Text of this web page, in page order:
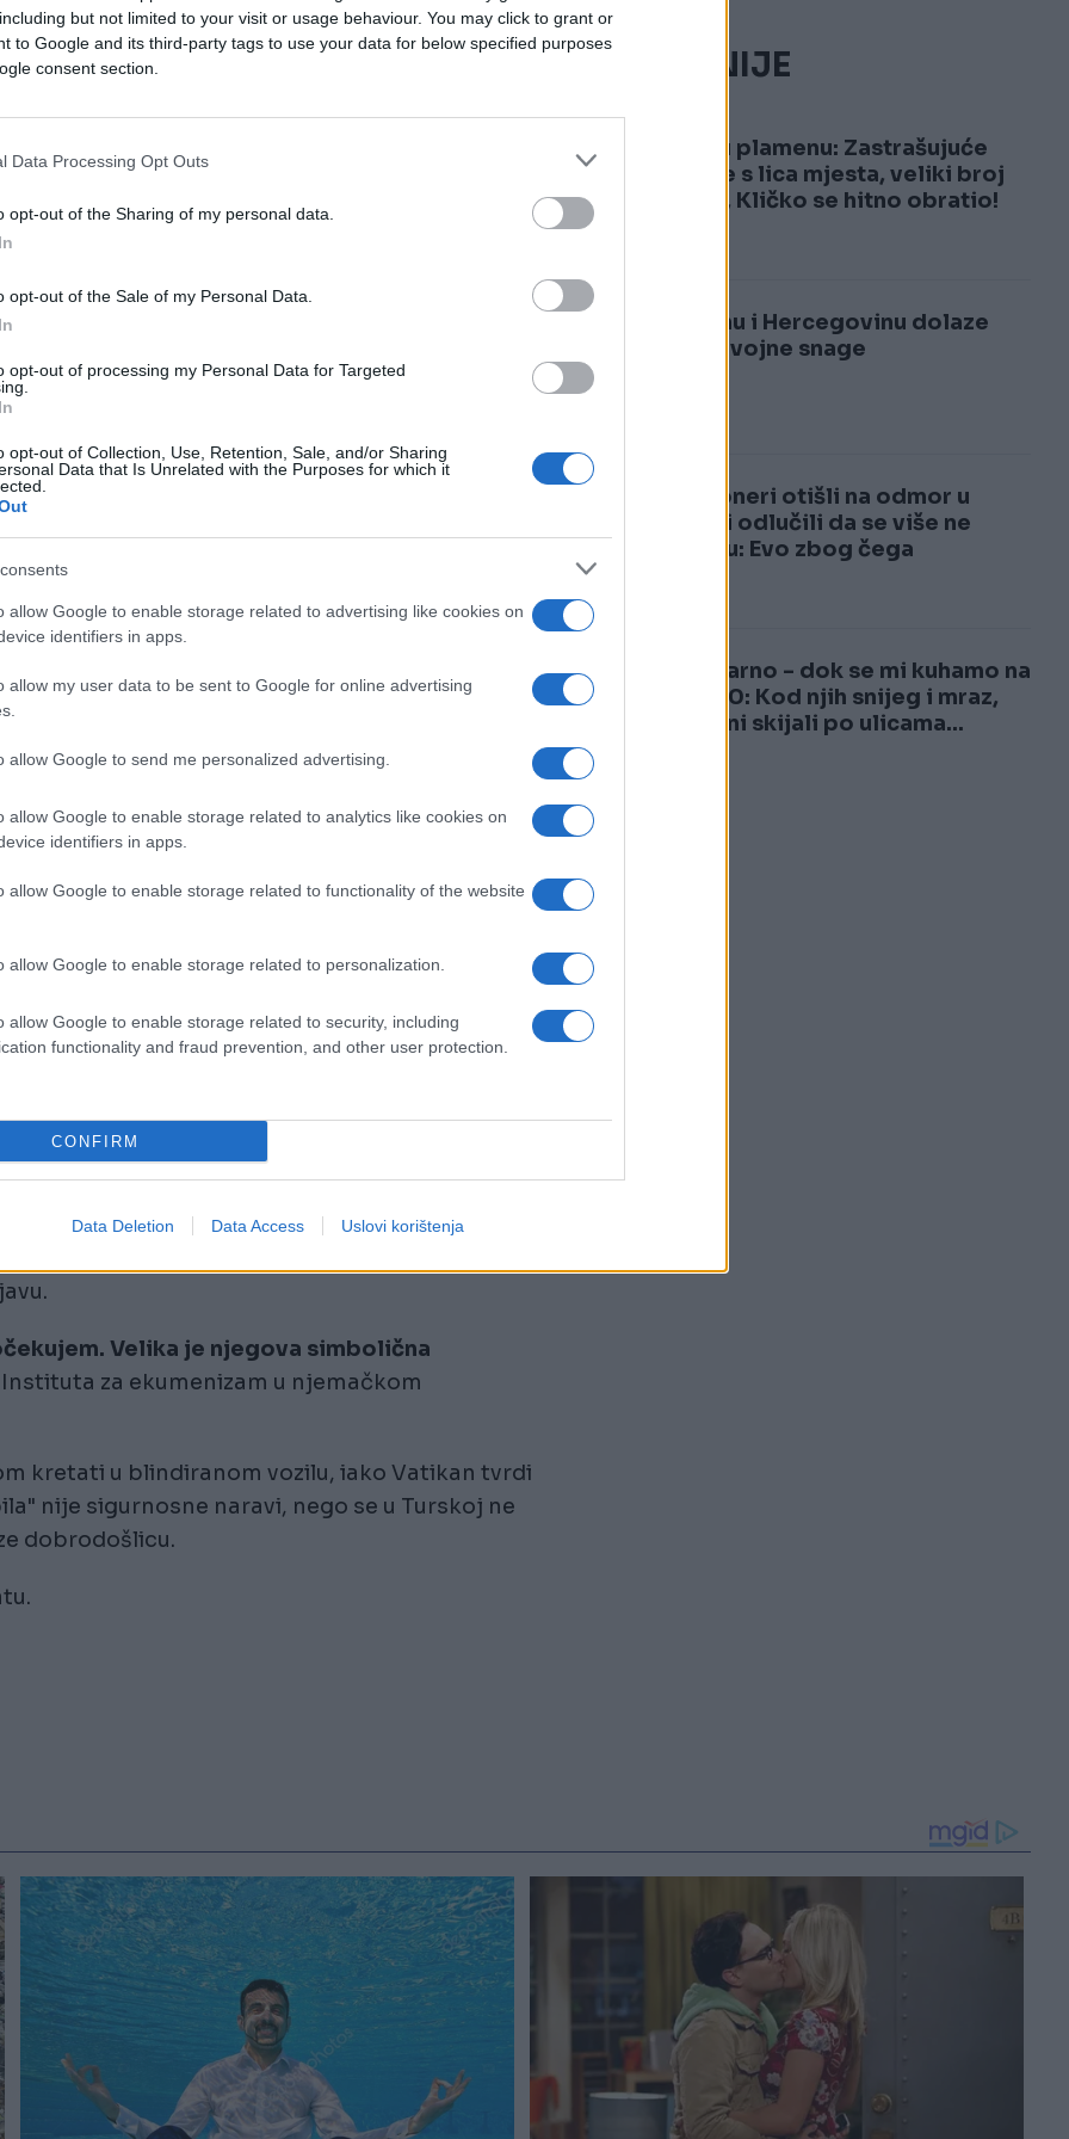
but not limited to your visit or usage behaviour. You may click to grant or
to Google and its third-party tags to use your data for below specified purposes
consent section.
Data Processing Opt Outs
opt-out of the Sharing of my personal data.
opt-out of the Sale of my Personal Data.
opt-out of processing my Personal Data for Targeted
opt-out of Collection, Use, Retention, Sale, and/or Sharing
Data that Is Unrelated with the Purposes for which it
allow Google to enable storage related to advertising like cookies on
identifiers in apps.
allow my user data to be sent to Google for online advertising
allow Google to send me personalized advertising.
allow Google to enable storage related to analytics like cookies on
identifiers in apps.
allow Google to enable storage related to functionality of the website
allow Google to enable storage related to personalization.
allow Google to enable storage related to security, including
functionality and fraud prevention, and other user protection.
CONFIRM
Data Deletion Data Access Uslovi korištenja
od pola milenija i početak dugoočekivanog
obilježili 50. godišnjicu tog susreta.
procesa trebati
"truda, strpljenja, molitve,
posjetu će početi u petak u Ankari,
dočekati u novoj predsjedničkoj palači.
moderne Turske Mustafe Kemala Ataturka.
u subotu i posjetiti Aja Sofiju, nekada najveću
nakon osmanskog osvajanja Carigrada 1453.
pod nazivom Plava džamija te služiti misu u
malobrojne kršćanske zajednice.
je da će se papa tada vjerovatno susresti s i
da su planovi da ih posjeti preko granice u
razloga.
decenijama, ali u novije vrijeme došlo je do
napredovanja oružane grupe Islamska država
, rekao je papa Franjo prošlog mjeseca, piše Al
iskoristiti za dalju promociju dijaloga s
proslavi svetog Andrije, sveca zaštitnika
Velika je njegova simbolična
za ekumenizam u njemačkom
kretati u blindiranom vozilu, iako Vatikan tvrdi
nije sigurnosne naravi, nego se u Turskoj ne
dobrodošlicu.
NAJČITANIJE
1
Kijev u plamenu: Zastrašujuće
snimke s lica mjesta, veliki broj
žrtava, Kličko se hitno obratio!
2
U Bosnu i Hercegovinu dolaze
velike vojne snage
3
Penzioneri otišli na odmor u
Italiju i odlučili da se više ne
vraćaju: Evo zbog čega
4
Nestvarno - dok se mi kuhamo na
plus 40: Kod njih snijeg i mraz,
građani skijali po ulicama...